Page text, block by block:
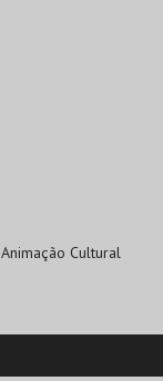
Cultural